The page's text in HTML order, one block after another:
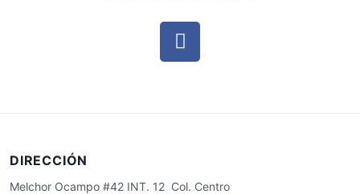
DIRECCIÓN
Melchor Ocampo #42 INT. 12 Col. Centro